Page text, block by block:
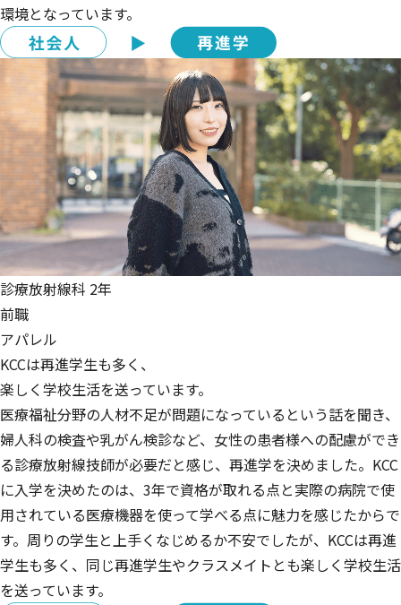
環境となっています。
診療放射線科 2年
前職
アパレル
KCCは再進学生も多く、
楽しく学校生活を送っています。
医療福祉分野の人材不足が問題になっているという話を聞き、
婦人科の検査や乳がん検診など、女性の患者様への配慮ができ
る診療放射線技師が必要だと感じ、再進学を決めました。KCC
に入学を決めたのは、3年で資格が取れる点と実際の病院で使
用されている医療機器を使って学べる点に魅力を感じたからで
す。周りの学生と上手くなじめるか不安でしたが、KCCは再進
学生も多く、同じ再進学生やクラスメイトとも楽しく学校生活
を送っています。